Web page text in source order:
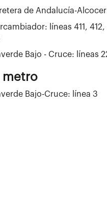
de Andalucía-
líneas 411,
Bajo - Cruce: líneas
metro
Bajo-Cruce: línea 3